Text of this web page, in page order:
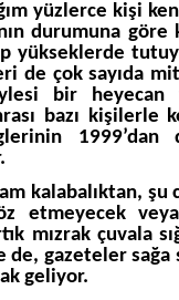
yüzlerce kişi
durumuna göre
yükseklerde
de çok sayıda
bir
bazı kişilerle
1999’dan
kalabalıktan, şu
etmeyecek
mızrak çuvala
gazeteler sağa
geliyor.